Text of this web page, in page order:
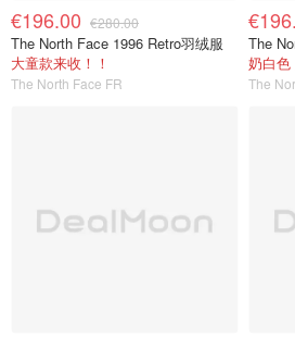
€196.00 €280.00
The North Face 1996 Retro羽绒服
大童款来收！！
The North Face FR
The
奶白色
The